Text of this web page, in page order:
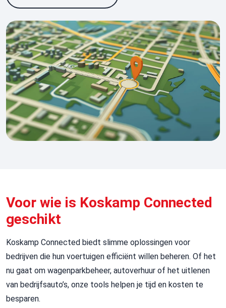
Voor wie is Koskamp Connected
geschikt
Koskamp Connected biedt slimme oplossingen voor
bedrijven die hun voertuigen efficiënt willen beheren. Of het
nu gaat om wagenparkbeheer, autoverhuur of het uitlenen
van bedrijfsauto’s, onze tools helpen je tijd en kosten te
besparen.